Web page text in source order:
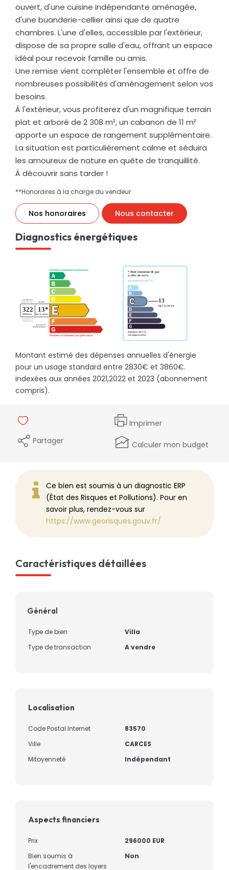
ouvert, d'une cuisine indépendante aménagée,
d'une buanderie-cellier ainsi que de quatre
chambres. L'une d'elles, accessible par l'extérieur,
dispose de sa propre salle d'eau, offrant un espace
idéal pour recevoir famille ou amis.
Une remise vient compléter l'ensemble et offre de
nombreuses possibilités d'aménagement selon vos
besoins.
À l'extérieur, vous profiterez d'un magnifique terrain
plat et arboré de 2 308 m², un cabanon de 11 m²
apporte un espace de rangement supplémentaire.
La situation est particulièrement calme et séduira
les amoureux de nature en quête de tranquillité.
À découvrir sans tarder !
**Honoraires à la charge du vendeur
Nos honoraires Nous contacter
Diagnostics énergétiques
Montant estimé des dépenses annuelles d'énergie
pour un usage standard entre 2830€ et 3860€.
indexées aux années 2021,2022 et 2023 (abonnement
compris).
Imprimer
Partager
Calculer mon budget
Ce bien est soumis à un diagnostic ERP
(État des Risques et Pollutions). Pour en
savoir plus, rendez-vous sur
https://www.georisques.gouv.fr/
Caractéristiques détaillées
Général
Type de bien
Villa
Type de transaction
A vendre
Localisation
Code Postal Internet
83570
Ville
CARCES
Mitoyenneté
Indépendant
Aspects financiers
Prix
296000 EUR
Bien soumis à
l'encadrement des loyers
Non